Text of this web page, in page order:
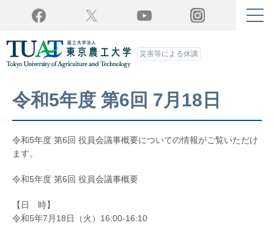
Facebook YouTube Instagram
災害等による休講
令和5年度 第6回 7月18日
令和5年度 第6回 役員会議事概要についての情報がご覧いただけ
ます。
令和5年度 第6回 役員会議事概要
【日 時】
令和5年7月18日（火）16:00-16:10